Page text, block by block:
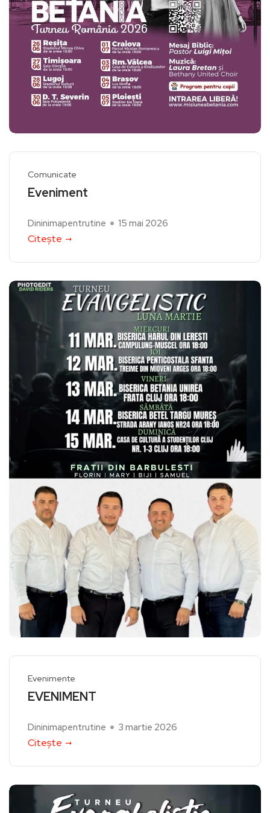
Comunicate
Eveniment
Dininimapentrutine 15 mai 2026
Citește
Evenimente
EVENIMENT
Dininimapentrutine 3 martie 2026
Citește